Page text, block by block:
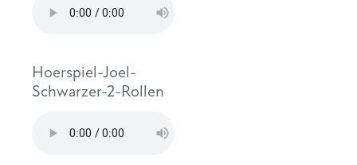
Hoerspiel-Joel-
Schwarzer-2-Rollen